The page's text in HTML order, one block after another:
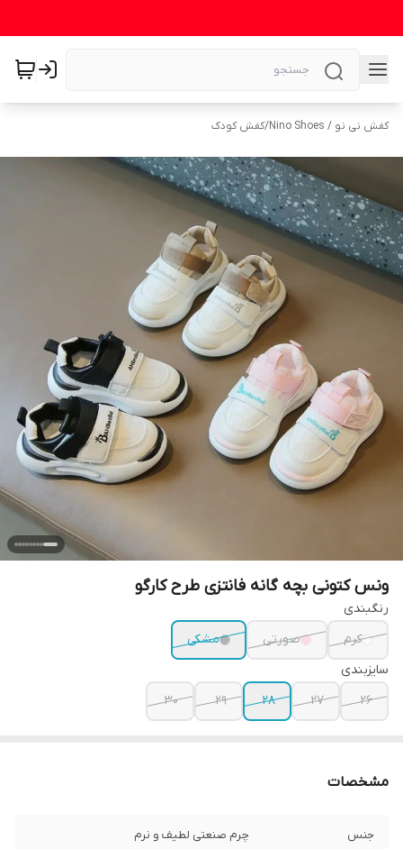
کفش نی نو / Nino Shoes /کفش کودک
ونس کتونی بچه گانه فانتزی طرح کارگو
رنگبندی
کرم
صورتی
مشکی
سایزبندی
26
27
28
29
30
مشخصات
جنس چرم صنعتی لطیف و نرم